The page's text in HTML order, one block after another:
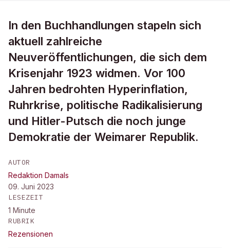
In den Buchhandlungen stapeln sich
aktuell zahlreiche
Neuveröffentlichungen, die sich dem
Krisenjahr 1923 widmen. Vor 100
Jahren bedrohten Hyperinflation,
Ruhrkrise, politische Radikalisierung
und Hitler-Putsch die noch junge
Demokratie der Weimarer Republik.
AUTOR
Redaktion Damals
09. Juni 2023
LESEZEIT
1 Minute
RUBRIK
Rezensionen